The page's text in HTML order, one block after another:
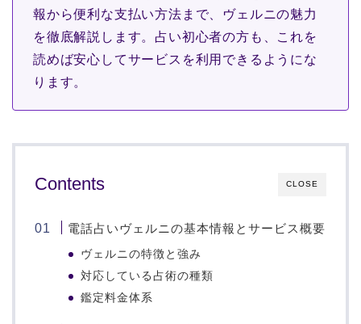
報から便利な支払い方法まで、ヴェルニの魅力
を徹底解説します。占い初心者の方も、これを
読めば安心してサービスを利用できるようにな
ります。
CLOSE
Contents
電話占いヴェルニの基本情報とサービス概要
ヴェルニの特徴と強み
対応している占術の種類
鑑定料金体系